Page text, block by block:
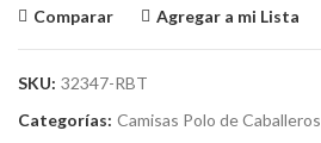
Comparar Agregar a mi Lista
SKU: 32347-RBT
Categorías: Camisas Polo de Caballeros